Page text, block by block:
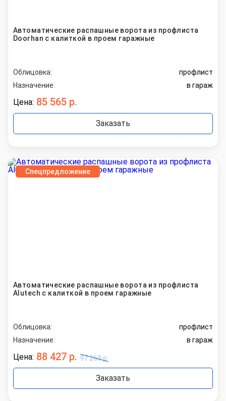
Автоматические распашные ворота из профлиста
Doorhan с калиткой в проем гаражные
Облицовка:
профлист
Назначение:
в гараж
Цена: 85 565 р.
Заказать
Спецпредложение
Автоматические распашные ворота из профлиста
Alutech с калиткой в проем гаражные
Облицовка:
профлист
Назначение:
в гараж
Цена: 88 427 р. 97 269 р.
Заказать